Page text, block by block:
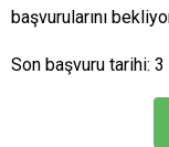
başvurularını
Son başvuru tarihi: